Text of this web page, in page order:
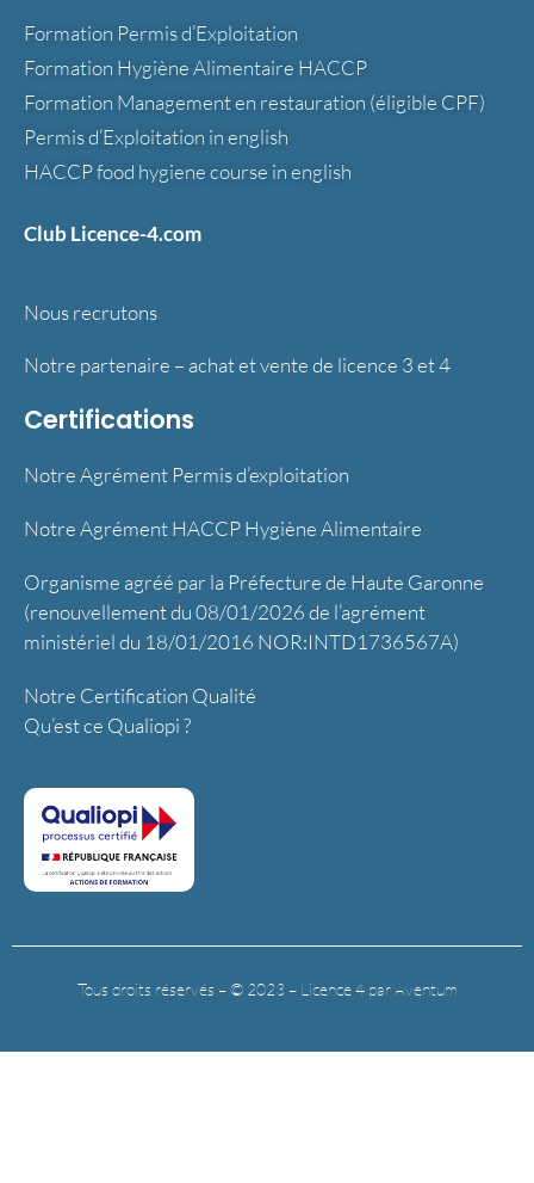
Formation Permis d’Exploitation
Formation Hygiène Alimentaire HACCP
Formation Management en restauration (éligible CPF)
Permis d’Exploitation in english
HACCP food hygiene course in english
Club Licence-4.com
Nous recrutons
Notre partenaire – achat et vente de licence 3 et 4
Certifications
Notre Agrément Permis d’exploitation
Notre Agrément HACCP Hygiène Alimentaire
Organisme agréé par la Préfecture de Haute Garonne
(renouvellement du 08/01/2026 de l’agrément
ministériel du 18/01/2016 NOR:INTD1736567A)
Notre Certification Qualité
Qu’est ce Qualiopi ?
Tous droits réservés – © 2023 – Licence 4 par Aventum